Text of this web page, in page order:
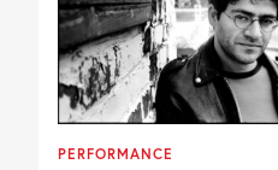
PERFORMANCE